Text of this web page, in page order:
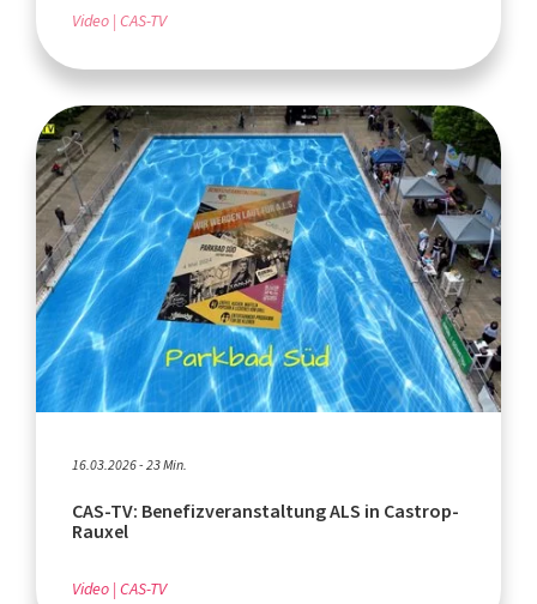
Video CAS-TV
16.03.2026 - 23 Min.
CAS-TV: Benefizveranstaltung ALS in Castrop-
Rauxel
Video CAS-TV